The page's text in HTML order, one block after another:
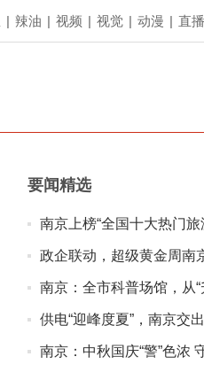
| 辣油 | 视频 | 视觉 | 动漫 | 直播
要闻精选
南京上榜“全国十大热门旅
政企联动，超级黄金周南
南京：全市科普场馆，从“
供电“迎峰度夏”，南京交
南京：中秋国庆“警”色浓